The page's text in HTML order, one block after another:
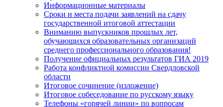
Информационные материалы
Сроки и места подачи заявлений на сдачу
государственной итоговой аттестации
Вниманию выпускников прошлых лет,
обучающихся образовательных организаций
среднего профессионального образования!
Получение официальных результатов ГИА 2019
Работа конфликтной комиссии Свердловской
области
Итоговое сочинение (изложение)
Итоговое собеседование по русскому языку
Телефоны «горячей линии» по вопросам